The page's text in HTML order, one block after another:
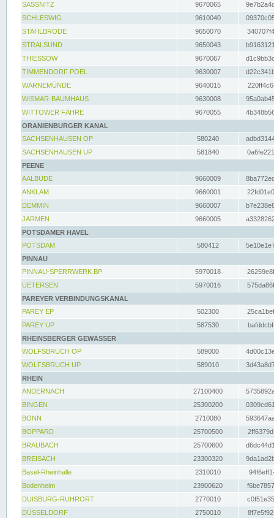
SASSNITZ
9670065
SCHLESWIG
9610040
STAHLBRODE
9650070
STRALSUND
9650043
THIESSOW
9670067
TIMMENDORF POEL
9630007
WARNEMÜNDE
9640015
WISMAR-BAUMHAUS
9630008
WITTOWER FÄHRE
9670055
ORANIENBURGER KANAL
SACHSENHAUSEN OP
580240
SACHSENHAUSEN UP
581840
PEENE
AALBUDE
9660009
ANKLAM
9660001
DEMMIN
9660007
JARMEN
9660005
POTSDAMER HAVEL
POTSDAM
580412
PINNAU
PINNAU-SPERRWERK BP
5970018
UETERSEN
5970016
PAREYER VERBINDUNGSKANAL
PAREY EP
502300
PAREY UP
587530
RHEINSBERGER GEWÄSSER
WOLFSBRUCH OP
589000
WOLFSBRUCH UP
589010
RHEIN
ANDERNACH
27100400
BINGEN
25300200
BONN
2710080
BOPPARD
25700500
BRAUBACH
25700600
BREISACH
23300320
Basel-Rheinhalle
2310010
Bodenheim
23900620
DUISBURG-RUHRORT
2770010
DÜSSELDORF
2750010